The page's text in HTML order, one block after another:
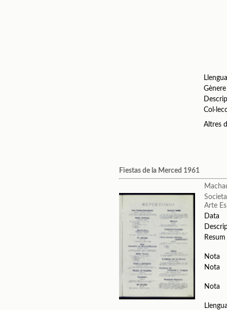
Gènere
Altres
Fiestas de la Merced 1961
Arte
Data
Resum
Nota
Nota
Nota